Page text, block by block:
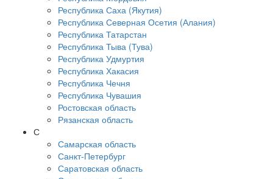
Республика Саха (Якутия)
Республика Северная Осетия (Алания)
Республика Татарстан
Республика Тыва (Тува)
Республика Удмуртия
Республика Хакасия
Республика Чечня
Республика Чувашия
Ростовская область
Рязанская область
С
Самарская область
Санкт-Петербург
Саратовская область